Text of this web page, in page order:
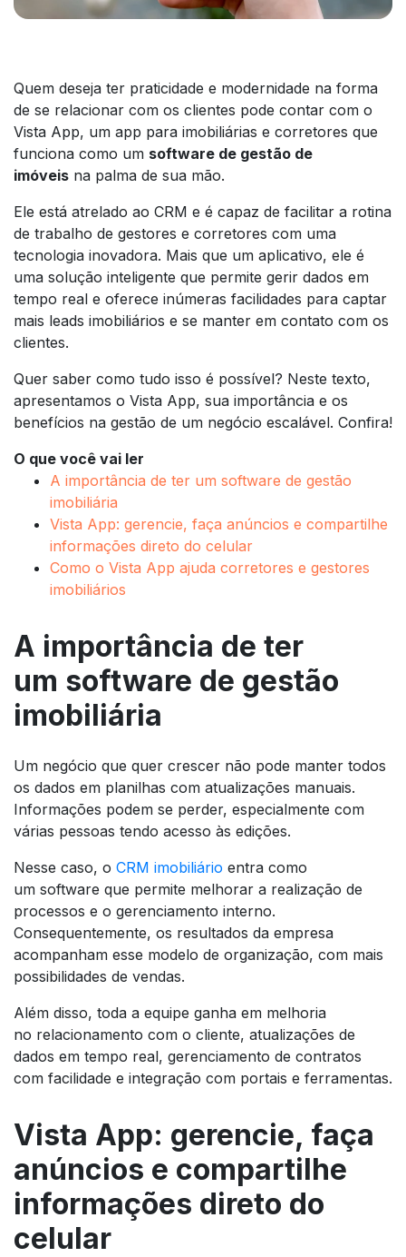
Quem deseja ter praticidade e modernidade na forma
de se relacionar com os clientes pode contar com o
Vista App, um app para imobiliárias e corretores que
funciona como um software de gestão de
imóveis na palma de sua mão.
Ele está atrelado ao CRM e é capaz de facilitar a rotina
de trabalho de gestores e corretores com uma
tecnologia inovadora. Mais que um aplicativo, ele é
uma solução inteligente que permite gerir dados em
tempo real e oferece inúmeras facilidades para captar
mais leads imobiliários e se manter em contato com os
clientes.
Quer saber como tudo isso é possível? Neste texto,
apresentamos o Vista App, sua importância e os
benefícios na gestão de um negócio escalável. Confira!
O que você vai ler
A importância de ter um software de gestão
imobiliária
Vista App: gerencie, faça anúncios e compartilhe
informações direto do celular
Como o Vista App ajuda corretores e gestores
imobiliários
A importância de ter
um software de gestão
imobiliária
Um negócio que quer crescer não pode manter todos
os dados em planilhas com atualizações manuais.
Informações podem se perder, especialmente com
várias pessoas tendo acesso às edições.
Nesse caso, o CRM imobiliário entra como
um software que permite melhorar a realização de
processos e o gerenciamento interno.
Consequentemente, os resultados da empresa
acompanham esse modelo de organização, com mais
possibilidades de vendas.
Além disso, toda a equipe ganha em melhoria
no relacionamento com o cliente, atualizações de
dados em tempo real, gerenciamento de contratos
com facilidade e integração com portais e ferramentas.
Vista App: gerencie, faça
anúncios e compartilhe
informações direto do
celular